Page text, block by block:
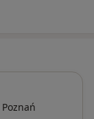
Poznań